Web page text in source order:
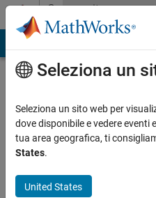
Vai al contenutoCommunity
Profile
Zahra
Esfahani
Last
Seleziona un
Seleziona un sito web per
dove disponibile e vedere eventi
tua area geografica, ti
States.
United States